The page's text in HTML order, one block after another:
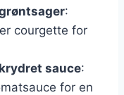
:
courgette for
sauce:
for en